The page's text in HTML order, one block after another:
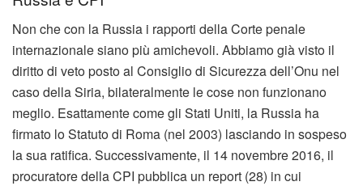
Non che con la Russia i rapporti della Corte penale
internazionale siano più amichevoli. Abbiamo già visto il
diritto di veto posto al Consiglio di Sicurezza dell’Onu nel
caso della Siria, bilateralmente le cose non funzionano
meglio. Esattamente come gli Stati Uniti, la Russia ha
firmato lo Statuto di Roma (nel 2003) lasciando in sospeso
la sua ratifica. Successivamente, il 14 novembre 2016, il
procuratore della CPI pubblica un report (28) in cui